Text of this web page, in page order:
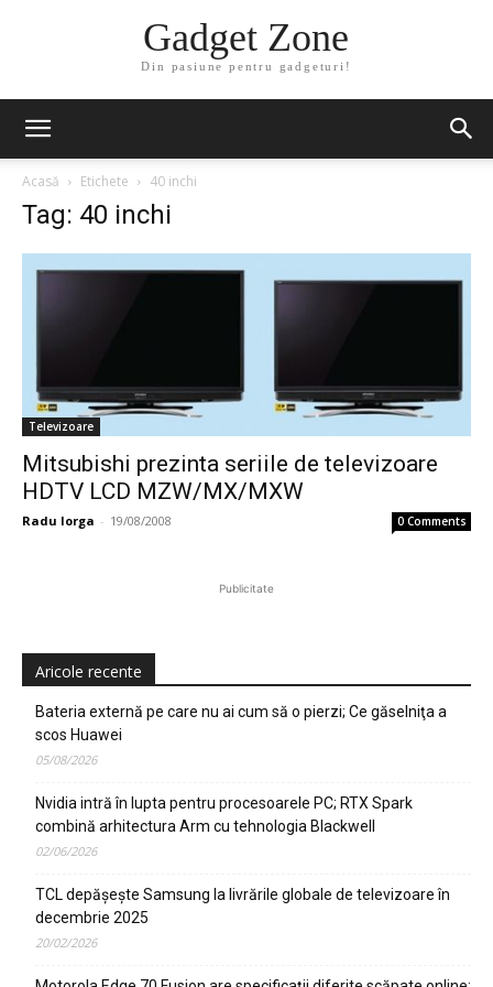
Gadget Zone
Din pasiune pentru gadgeturi!
Acasă Etichete 40 inchi
Tag: 40 inchi
Televizoare
Mitsubishi prezinta seriile de televizoare
HDTV LCD MZW/MX/MXW
Radu Iorga - 19/08/2008 0 Comments
Publicitate
Aricole recente
Bateria externă pe care nu ai cum să o pierzi; Ce găselniţa a
scos Huawei
05/08/2026
Nvidia intră în lupta pentru procesoarele PC; RTX Spark
combină arhitectura Arm cu tehnologia Blackwell
02/06/2026
TCL depășește Samsung la livrările globale de televizoare în
decembrie 2025
20/02/2026